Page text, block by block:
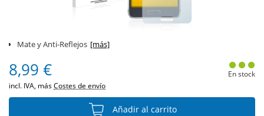
Mate y Anti-Reflejos [más]
8,99 €
incl. IVA, másCostes de envío
En stock
Añadir al carrito